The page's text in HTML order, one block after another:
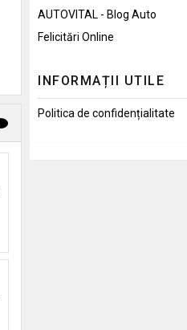
AUTOVITAL - Blog Auto
Felicitări Online
INFORMAȚII UTILE
Politica de confidențialitate